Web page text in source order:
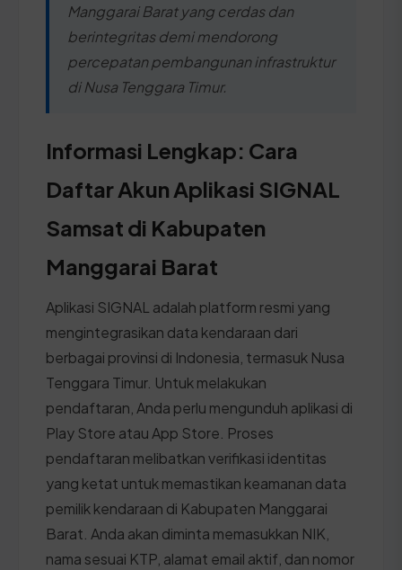
Manggarai Barat yang cerdas dan
berintegritas demi mendorong
percepatan pembangunan infrastruktur
di Nusa Tenggara Timur.
Informasi Lengkap: Cara
Daftar Akun Aplikasi SIGNAL
Samsat di Kabupaten
Manggarai Barat
Aplikasi SIGNAL adalah platform resmi yang
mengintegrasikan data kendaraan dari
berbagai provinsi di Indonesia, termasuk Nusa
Tenggara Timur. Untuk melakukan
pendaftaran, Anda perlu mengunduh aplikasi di
Play Store atau App Store. Proses
pendaftaran melibatkan verifikasi identitas
yang ketat untuk memastikan keamanan data
pemilik kendaraan di Kabupaten Manggarai
Barat. Anda akan diminta memasukkan NIK,
nama sesuai KTP, alamat email aktif, dan nomor